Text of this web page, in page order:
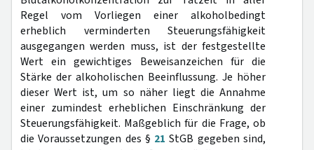
Regel vom Vorliegen einer alkoholbedingt
erheblich verminderten Steuerungsfähigkeit
ausgegangen werden muss, ist der festgestellte
Wert ein gewichtiges Beweisanzeichen für die
Stärke der alkoholischen Beeinflussung. Je höher
dieser Wert ist, um so näher liegt die Annahme
einer zumindest erheblichen Einschränkung der
Steuerungsfähigkeit. Maßgeblich für die Frage, ob
die Voraussetzungen des § 21 StGB gegeben sind,